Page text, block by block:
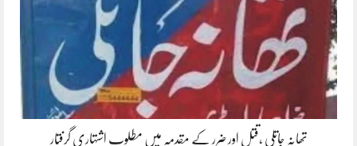
تھانہ جاتلی ،قتل اور ضرر کے مقدمہ میں مطلوب اشتہاری گرفتار